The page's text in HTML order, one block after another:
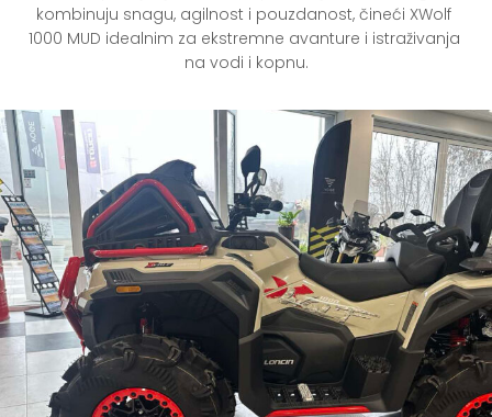
kombinuju snagu, agilnost i pouzdanost, čineći XWolf
1000 MUD idealnim za ekstremne avanture i istraživanja
na vodi i kopnu.